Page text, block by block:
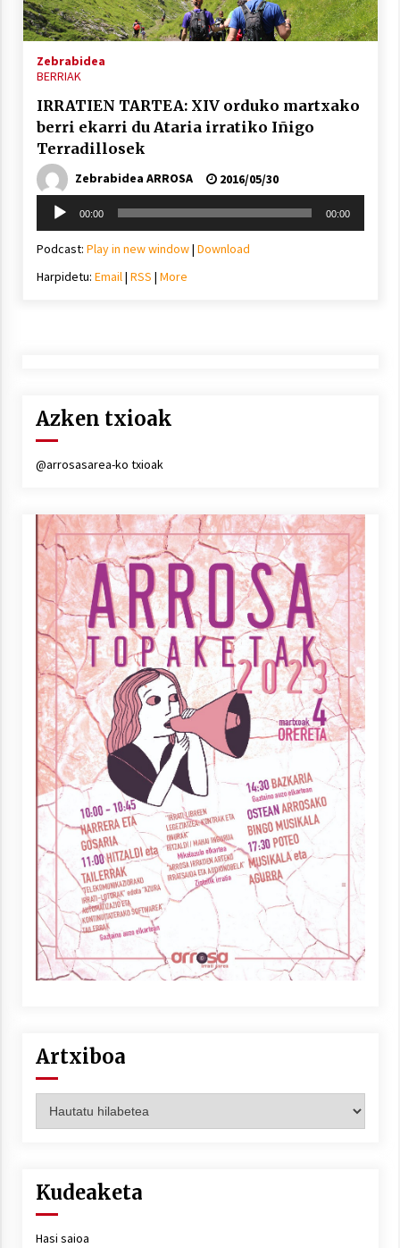
2021/11/25
Mahai-ingurua: irratia, podcastak
eta ondoren zer?
2021/11/12
Arrosa sareko IX. topaketak!
2021/10/13
2021/10/04
Segura irratian Arrosaren 20 urteez
2021/07/22
Arrosari buruzko erreportaia
2021/07/16
Berria egunkarian elkarrizketa
Arrosaren 20 urteez
2021/07/06
Hala Bedi irratiko Hizpidea saioan
Zebrabidea
BERRIAK
IRRATIEN TARTEA: XIV orduko martxako
berri ekarri du Ataria irratiko Iñigo
Terradillosek
Zebrabidea ARROSA
2016/05/30
Soinu
erreproduzigailua
00:00 00:00
Podcast: Play in new window| Download
Harpidetu: Email| RSS | More
Azken txioak
@arrosasarea-ko txioak
Artxiboa
Kudeaketa
Hasi saioa